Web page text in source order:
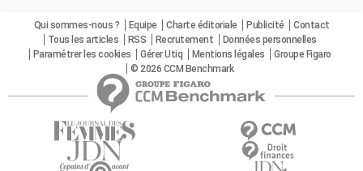
Qui sommes-nous ? Equipe Charte éditoriale Publicité
Contact
Tous les articles
RSS Recrutement
Données personnelles
Paramétrer les cookies
Gérer Utiq Mentions légales
Groupe Figaro
© 2026 CCM Benchmark